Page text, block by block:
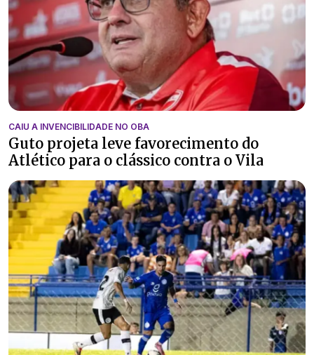
CAIU A INVENCIBILIDADE NO OBA
Guto projeta leve favorecimento do
Atlético para o clássico contra o Vila